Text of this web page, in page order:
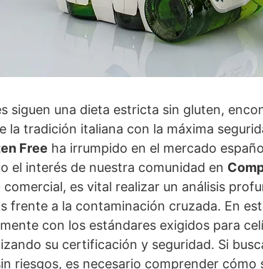
siguen una dieta estricta sin gluten,
la tradición italiana con la máxima
Free ha irrumpido en el mercado
el interés de nuestra comunidad en
comercial, es vital realizar un análisis
frente a la contaminación cruzada. En
con los estándares exigidos para
su certificación y seguridad. Si
riesgos, es necesario comprender